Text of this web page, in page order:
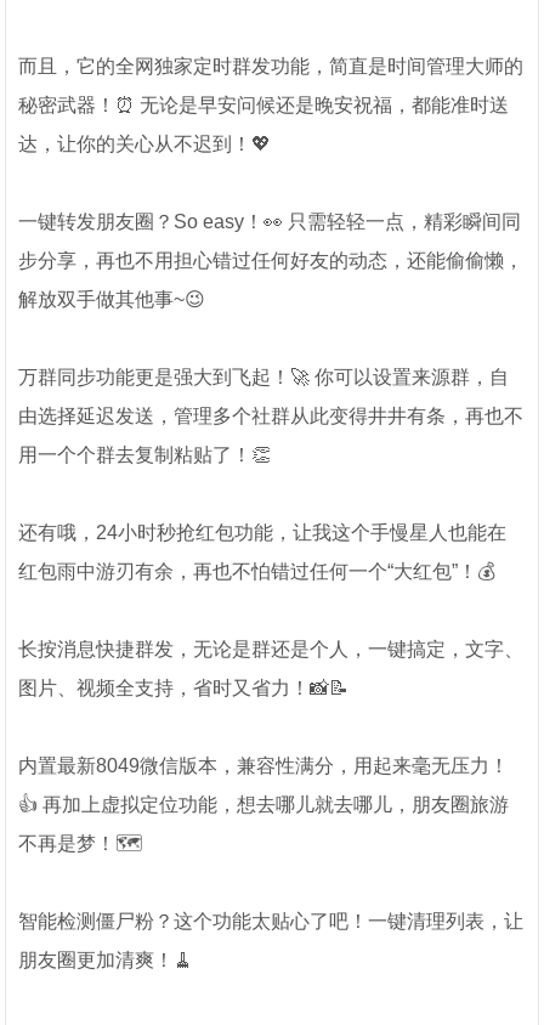
而且，它的全网独家定时群发功能，简直是时间管理大师的
秘密武器！⏰ 无论是早安问候还是晚安祝福，都能准时送
达，让你的关心从不迟到！💖
一键转发朋友圈？So easy！👀 只需轻轻一点，精彩瞬间同
步分享，再也不用担心错过任何好友的动态，还能偷偷懒，
解放双手做其他事~😉
万群同步功能更是强大到飞起！🚀 你可以设置来源群，自
由选择延迟发送，管理多个社群从此变得井井有条，再也不
用一个个群去复制粘贴了！👏
还有哦，24小时秒抢红包功能，让我这个手慢星人也能在
红包雨中游刃有余，再也不怕错过任何一个“大红包”！💰
长按消息快捷群发，无论是群还是个人，一键搞定，文字、
图片、视频全支持，省时又省力！📸📝
内置最新8049微信版本，兼容性满分，用起来毫无压力！
👍 再加上虚拟定位功能，想去哪儿就去哪儿，朋友圈旅游
不再是梦！🗺️
智能检测僵尸粉？这个功能太贴心了吧！一键清理列表，让
朋友圈更加清爽！🧹